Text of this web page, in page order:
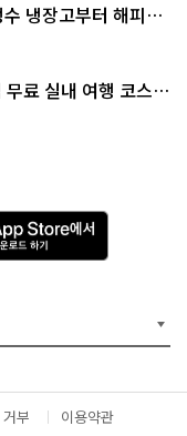
냉장고부터 해피소
료 실내 여행 코스
A
p
p
e
서
다
운
부 이용약관